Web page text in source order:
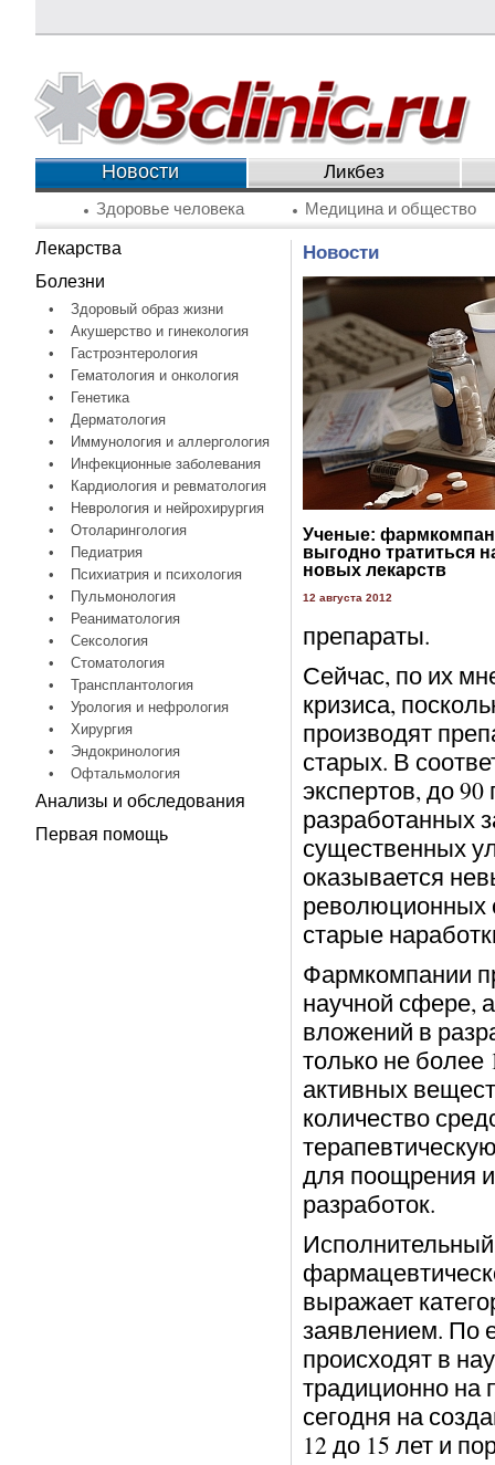
Новости Ликбез
Здоровье человека Медицина и общество
Лекарства
Болезни
•
Здоровый образ жизни
•
Акушерство и гинекология
•
Гастроэнтерология
•
Гематология и онкология
•
Генетика
•
Дерматология
•
Иммунология и аллергология
•
Инфекционные заболевания
•
Кардиология и ревматология
•
Неврология и нейрохирургия
•
Отоларингология
•
Педиатрия
•
Психиатрия и психология
•
Пульмонология
•
Реаниматология
•
Сексология
•
Стоматология
•
Трансплантология
•
Урология и нефрология
•
Хирургия
•
Эндокринология
•
Офтальмология
Анализы и обследования
Первая помощь
Новости
Ученые:
выгодно тратиться
новых лекарств
12 августа 2012
препараты.
Сейчас, по их
кризиса,
производят
старых. В
экспертов, до
разработанных
существенных
оказывается
революционных
старые
Фармкомпании
научной сфере,
вложений в
только не более
активных
количество
для поощрения
разработок.
выражает
заявлением. По
происходят в
традиционно на
сегодня на
12 до 15 лет и